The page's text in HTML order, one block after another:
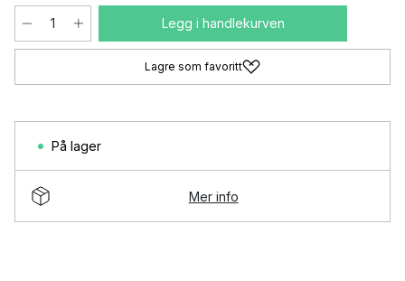
Legg i handlekurven
Lagre som favoritt
På lager
Mer info